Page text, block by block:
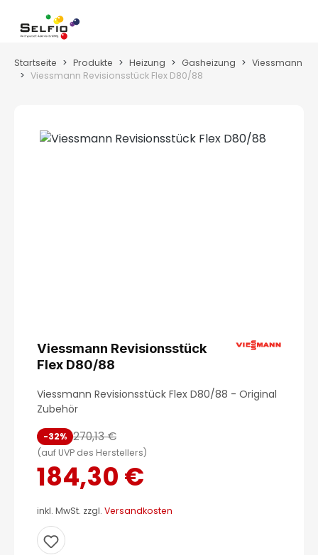
Zum Hauptinhalt springen
Startseite Produkte Heizung Gasheizung
Viessmann
Viessmann Revisionsstück Flex D80/88
Viessmann Revisionsstück
Flex D80/88
Viessmann Revisionsstück Flex D80/88 - Original
Zubehör
-32% 270,13 €
(auf UVP des Herstellers)
184,30 €
inkl. MwSt. zzgl. Versandkosten